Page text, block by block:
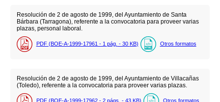
Resolución de 2 de agosto de 1999, del Ayuntamiento de Santa
Bárbara (Tarragona), referente a la convocatoria para proveer varias
plazas, personal laboral.
PDF (BOE-A-1999-17961 - 1 pág. - 30 KB) Otros formatos
Resolución de 2 de agosto de 1999, del Ayuntamiento de Villacañas
(Toledo), referente a la convocatoria para proveer varias plazas.
PDF (BOE-A-1999-17962 - 2 págs. - 43 KB) Otros formatos